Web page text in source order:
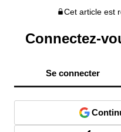
Cet article est
Connectez-
Se connecter